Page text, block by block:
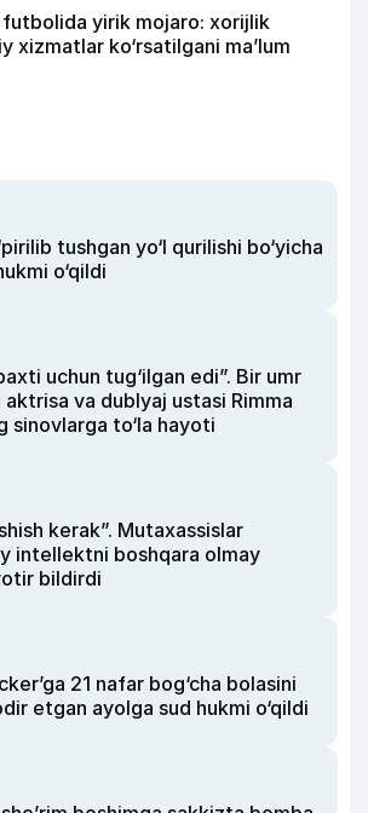
futbolida yirik mojaro: xorijlik
xizmatlar ko‘rsatilgani ma’lum
tushgan yo‘l qurilishi bo‘yicha
o‘qildi
uchun tug‘ilgan edi”. Bir umr
va dublyaj ustasi Rimma
sinovlarga to‘la hayoti
kerak”. Mutaxassislar
intellektni boshqara olmay
bildirdi
21 nafar bog‘cha bolasini
etgan ayolga sud hukmi o‘qildi